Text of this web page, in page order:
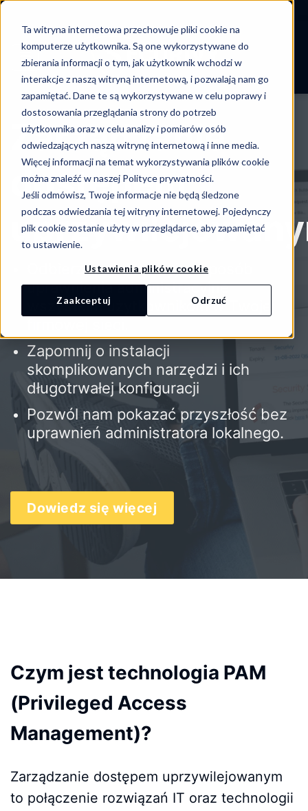
Ta witryna internetowa przechowuje pliki cookie na
komputerze użytkownika. Są one wykorzystywane do
zbierania informacji o tym, jak użytkownik wchodzi w
interakcje z naszą witryną internetową, i pozwalają nam go
zapamiętać. Dane te są wykorzystywane w celu poprawy i
dostosowania przeglądania strony do potrzeb
użytkownika oraz w celu analizy i pomiarów osób
odwiedzających naszą witrynę internetową i inne media.
Więcej informacji na temat wykorzystywania plików cookie
można znaleźć w naszej Polityce prywatności.
Jeśli odmówisz, Twoje informacje nie będą śledzone
podczas odwiedzania tej witryny internetowej. Pojedynczy
plik cookie zostanie użyty w przeglądarce, aby zapamiętać
to ustawienie.
Ustawienia plików cookie
Zaakceptuj Odrzuć
-->
Skip
content
Zarządzanie
dostępem
Odbierzw nieinwazyjny sposób
uprawnienia administracyjne
zystkim użytkownikom w Twojej
Zapomnij o instalacji
skomplikowanych narzędzi i ich
długotrwałej konfiguracji
Pozwól nam pokazać przyszłośćbez
uprawnień administratora lokalnego.
Dowiedz się więcej
Czym jest technologia PAM
(Privileged Access
Management)?
Zarządzanie dostępem uprzywilejowanym
to połączenie rozwiązań IT oraz technologii